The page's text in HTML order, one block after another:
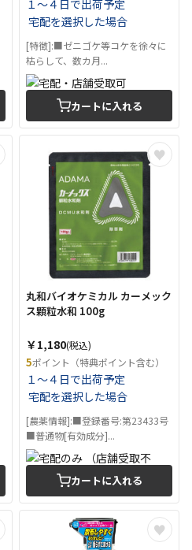
１～４日で出荷予定
宅配を選択した場合
[特徴]:■ゼニゴケ等コケを徐々に
枯らして、数カ月...
カートに入れる
丸和バイオケミカル カーメック
ス顆粒水和 100g
￥1,180(税込)
5ポイント（特典ポイント含む）
１～４日で出荷予定
宅配を選択した場合
[農薬情報]:■登録番号:第23433号
■普通物[有効成分]...
カートに入れる